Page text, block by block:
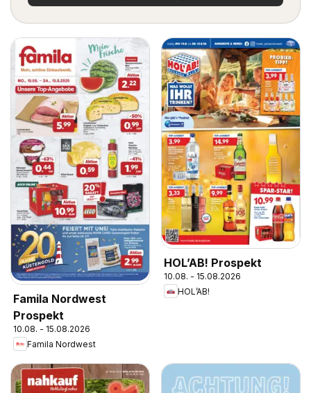
Famila Nordwest
Prospekt
10.08. - 15.08.2026
Famila Nordwest
HOL’AB! Prospekt
10.08. - 15.08.2026
HOL’AB!